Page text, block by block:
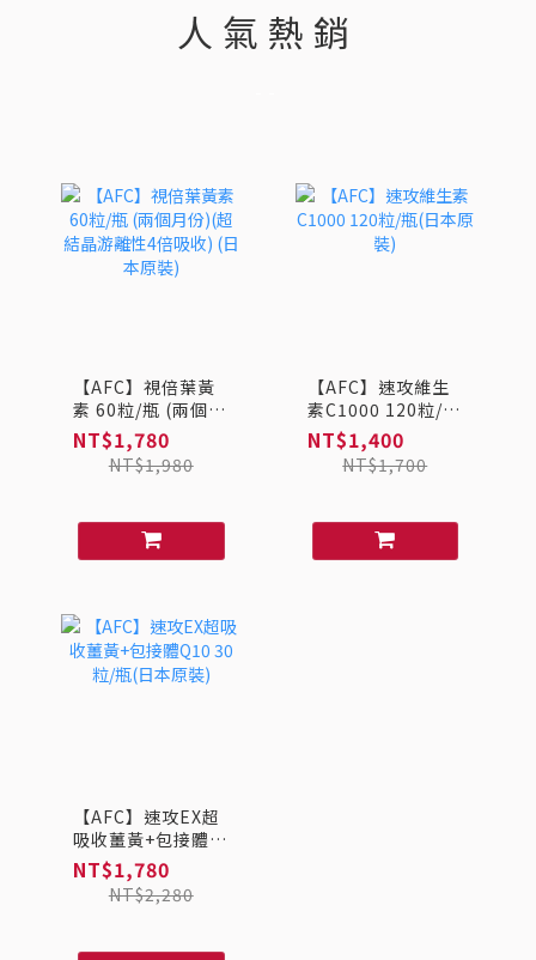
人氣熱銷
【AFC】視倍葉黃
素 60粒/瓶 (兩個月
份)(超結晶游離性4
倍吸收) (日本原裝)
NT$1,780
NT$1,980
【AFC】速攻維生
素C1000 120粒/瓶
(日本原裝)
NT$1,400
NT$1,700
【AFC】速攻EX超
吸收薑黃+包接體
Q10 30粒/瓶(日本
原裝)
NT$1,780
NT$2,280